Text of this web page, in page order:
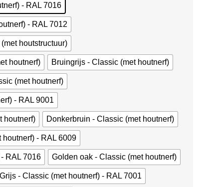
- RAL 7016
- RAL 7012
houtstructuur)
houtnerf) Bruingrijs - Classic (met houtnerf)
(met houtnerf)
- RAL 9001
houtnerf) Donkerbruin - Classic (met houtnerf)
- RAL 6009
RAL 7016 Golden oak - Classic (met houtnerf)
Grijs - Classic (met houtnerf) - RAL 7001